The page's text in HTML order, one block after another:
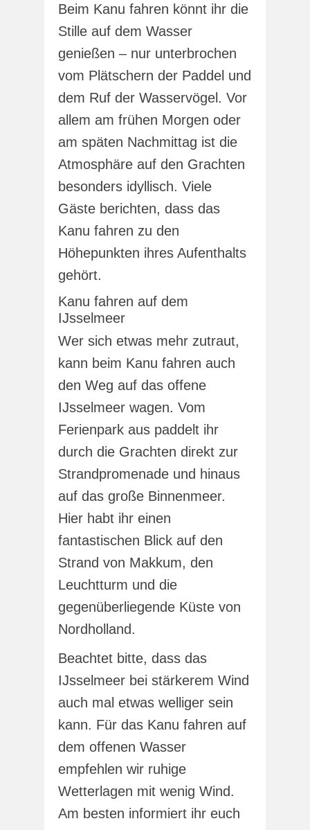
Beim Kanu fahren könnt ihr die
Stille auf dem Wasser
genießen – nur unterbrochen
vom Plätschern der Paddel und
dem Ruf der Wasservögel. Vor
allem am frühen Morgen oder
am späten Nachmittag ist die
Atmosphäre auf den Grachten
besonders idyllisch. Viele
Gäste berichten, dass das
Kanu fahren zu den
Höhepunkten ihres Aufenthalts
gehört.
Kanu fahren auf dem
IJsselmeer
Wer sich etwas mehr zutraut,
kann beim Kanu fahren auch
den Weg auf das offene
IJsselmeer wagen. Vom
Ferienpark aus paddelt ihr
durch die Grachten direkt zur
Strandpromenade und hinaus
auf das große Binnenmeer.
Hier habt ihr einen
fantastischen Blick auf den
Strand von Makkum, den
Leuchtturm und die
gegenüberliegende Küste von
Nordholland.
Beachtet bitte, dass das
IJsselmeer bei stärkerem Wind
auch mal etwas welliger sein
kann. Für das Kanu fahren auf
dem offenen Wasser
empfehlen wir ruhige
Wetterlagen mit wenig Wind.
Am besten informiert ihr euch